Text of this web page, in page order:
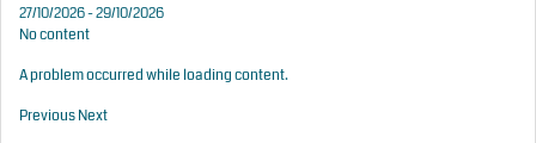
27/10/2026 - 29/10/2026
No content
A problem occurred while loading content.
PreviousNext